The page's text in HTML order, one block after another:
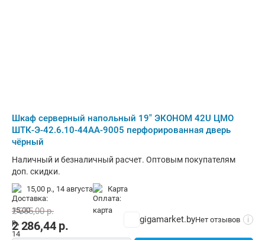
Шкаф серверный напольный 19" ЭКОНОМ 42U ЦМО
ШТК-Э-42.6.10-44АА-9005 перфорированная дверь
чёрный
Наличный и безналичный расчет. Оптовым покупателям
доп. скидки.
15,00 р., 14 августа карта
2 286,44р.
2 355,00р.
gigamarket.byНет отзывов i